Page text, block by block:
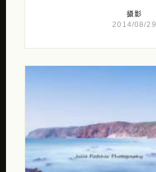
摄影
2014/08/29